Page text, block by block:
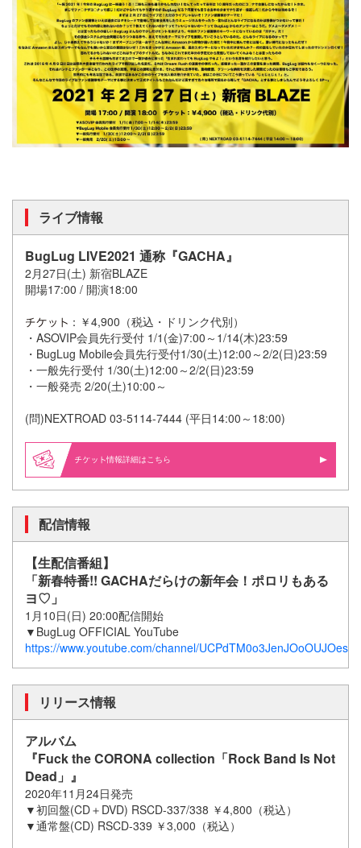
ライブ情報
BugLug LIVE2021 通称『GACHA』
2月27日(土) 新宿BLAZE
開場17:00 / 開演18:00
：￥4,900（税込・ドリンク代別）
・ASOVIP会員先行受付 1/1(金)7:00～1/14(木)23:59
・BugLug Mobile会員先行受付1/30(土)12:00～2/2(日)23:59
・一般先行受付 1/30(土)12:00～2/2(日)23:59
・一般発売 2/20(土)10:00～
(問)NEXTROAD 03-5114-7444 (平日14:00～18:00)
情報詳細はこちら
配信情報
【生配信番組】
「新春特番!! GACHAだらけの新年会！ポロリもある
ヨ♡」
1月10日(日) 20:00配信開始
▼BugLug OFFICIAL YouTube
https://www.youtube.com/channel/
リリース情報
アルバム
『Fuck the CORONA collection「Rock Band Is Not
Dead」』
2020年11月24日発売
▼初回盤(CD＋DVD) RSCD-337/338 ￥4,800（税込）
▼通常盤(CD) RSCD-339 ￥3,000（税込）